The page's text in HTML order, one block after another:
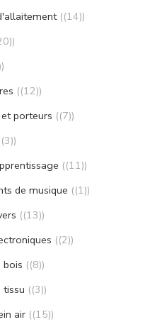
(14)
(12)
porteurs (7)
(3)
(11)
de musique (1)
(13)
(2)
bois (8)
tissu (3)
air (15)